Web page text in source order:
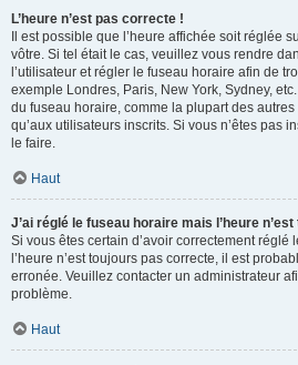
L’heure n’est pas correcte !
Il est possible que l’heure affichée soit réglée
vôtre. Si tel était le cas, veuillez vous rendre
l’utilisateur et régler le fuseau horaire afin de
exemple Londres, Paris, New York, Sydney,
du fuseau horaire, comme la plupart des autres
qu’aux utilisateurs inscrits. Si vous n’êtes pas
le faire.
Haut
J’ai réglé le fuseau horaire mais l’heure
Si vous êtes certain d’avoir correctement réglé
l’heure n’est toujours pas correcte, il est
erronée. Veuillez contacter un administrateur
problème.
Haut